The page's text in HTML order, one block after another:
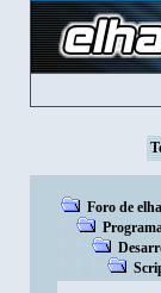
Foro de